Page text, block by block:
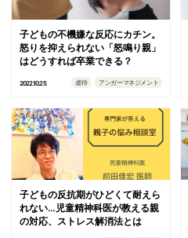
子どもの不機嫌な反応にカチン。
怒りを抑えられない「怒鳴り親」
はどうすれば卒業できる？
2022.10.25 虐待 アンガーマネジメント
子どもの反抗期がひどくて耐えら
れない…児童精神科医が教える親
の対応、ストレス解消法とは